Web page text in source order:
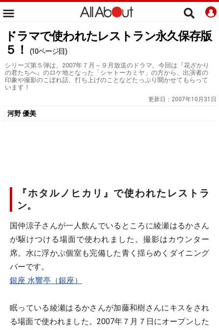
ドラマで使われたレストラン永久保存版
５！
(10ページ目)
シリーズ第５弾は、2007年７月～９月放送のドラマ。今回は『花ざかり
の君たちへ』のロケ地となった「シャトーカミヤ」の方から、出演者の
印象や撮影のこぼれ話、打ち上げのことなどたっぷり聞かせてもらって
います！
更新日： 2007年10月31日
河野 優美
『ホタルノヒカリ』で使われたレストラ
ン。
国仲涼子さんが一人飲んでいるところに綾瀬はるかさん
が駆けつける場面で使われました。撮影はカウンター
席。水に浮かぶ個室も完備した青く揺らめくダイニング
バーです。
銀座 水響亭（銀座）
眠っている綾瀬はるかさんが加藤和樹さんにキスをされ
る場面で使われました。2007年７月７日にオープンした